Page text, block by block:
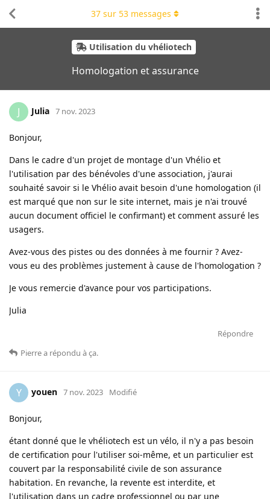
Utilisation du vhéliotech
Homologation et assurance
37 sur 53 messages
J Julia 7 nov. 2023
Bonjour,
Dans le cadre d'un projet de montage d'un Vhélio et
l'utilisation par des bénévoles d'une association, j'aurai
souhaité savoir si le Vhélio avait besoin d'une homologation (il
est marqué que non sur le site internet, mais je n'ai trouvé
aucun document officiel le confirmant) et comment assuré les
usagers.
Avez-vous des pistes ou des données à me fournir ? Avez-
vous eu des problèmes justement à cause de l'homologation ?
Je vous remercie d'avance pour vos participations.
Julia
Répondre
Pierrea répondu à ça.
Y youen 7 nov. 2023 Modifié
Bonjour,
étant donné que le vhéliotech est un vélo, il n'y a pas besoin
de certification pour l'utiliser soi-même, et un particulier est
couvert par la responsabilité civile de son assurance
habitation. En revanche, la revente est interdite, et
l'utilisation dans un cadre professionnel ou par une